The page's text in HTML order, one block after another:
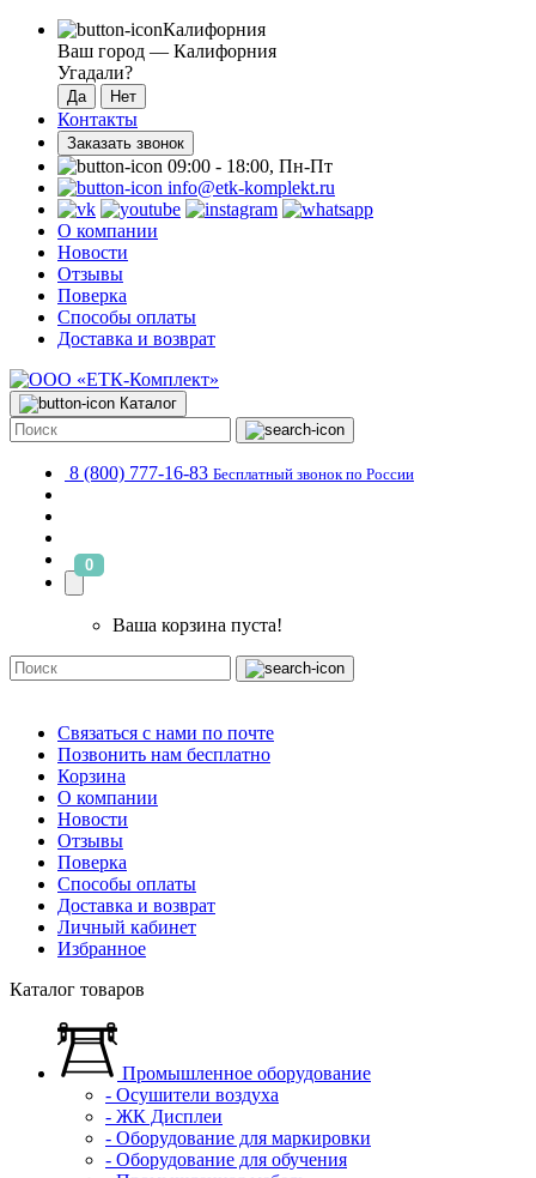
Калифорния
Ваш город — Калифорния
Угадали?
Контакты
Заказать звонок
09:00 - 18:00, Пн-Пт
info@etk-komplekt.ru
О компании
Новости
Отзывы
Поверка
Способы оплаты
Доставка и возврат
Каталог
8 (800) 777-16-83 Бесплатный звонок по России
0
Ваша корзина пуста!
Связаться с нами по почте
Позвонить нам бесплатно
Корзина
О компании
Новости
Отзывы
Поверка
Способы оплаты
Доставка и возврат
Личный кабинет
Избранное
Каталог товаров
Промышленное оборудование
- Осушители воздуха
- ЖК Дисплеи
- Оборудование для маркировки
- Оборудование для обучения